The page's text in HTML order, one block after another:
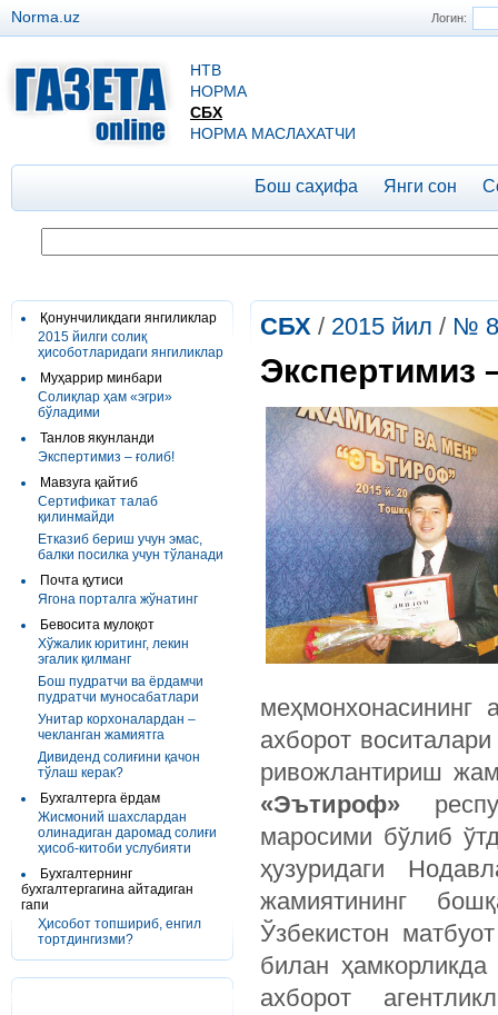
Логин:
Norma.uz
НТВ
НОРМА
СБХ
НОРМА МАСЛАХАТЧИ
Бош саҳифа Янги сон
Қонунчиликдаги янгиликлар
2015 йилги солиқ
ҳисоботларидаги янгиликлар
Муҳаррир минбари
Солиқлар ҳам «эгри»
бўладими
Танлов якунланди
Экспертимиз – ғолиб!
Мавзуга қайтиб
Сертификат талаб
қилинмайди
Етказиб бериш учун эмас,
балки посилка учун тўланади
Почта қутиси
Ягона порталга жўнатинг
Бевосита мулоқот
Хўжалик юритинг, лекин
эгалик қилманг
Бош пудратчи ва ёрдамчи
пудратчи муносабатлари
Унитар корхоналардан –
чекланган жамиятга
Дивиденд солиғини қачон
тўлаш керак?
Бухгалтерга ёрдам
Жисмоний шахслардан
олинадиган даромад солиғи
ҳисоб-китоби услубияти
Бухгалтернинг
бухгалтергагина айтадиган
гапи
Ҳисобот топшириб, енгил
тортдингизми?
СБХ / 2015 йил / № 8
Экспертимиз
меҳмонхонасининг
ахборот
ривожлантириш
«Эътироф»
маросими бўлиб
ҳузуридаги
жамиятининг
Ўзбекистон
билан
ахборот